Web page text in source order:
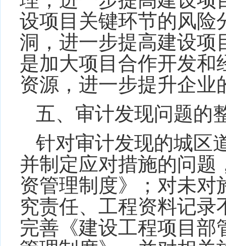
设项目关键环节的风险
洞，进一步提高建设项
是加大项目合作开发和
资源，进一步提升企业
五、 审计发现问题的
针对审计发现的城区
并制定应对措施的问题
资管理制度》；对未对
究责任、工程资料记
完善《建设工程项目部